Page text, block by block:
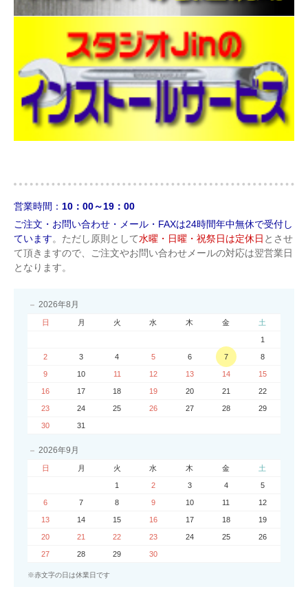
営業時間： 10：00～19：00
ご注文・お問い合わせ・メール・FAXは24時間年中無休で受付し
ています。ただし原則として水曜・日曜・祝祭日は定休日 とさせ
て頂きますので、ご注文やお問い合わせメールの対応は翌営業日
となります。
2026年8月
日 月 火 水 木 金 土
1
2 3 4 5 6 7 8
9 10 11 12 13 14 15
16 17 18 19 20 21 22
23 24 25 26 27 28 29
30 31
2026年9月
日 月 火 水 木 金 土
1 2 3 4 5
6 7 8 9 10 11 12
13 14 15 16 17 18 19
20 21 22 23 24 25 26
27 28 29 30
※赤文字の日は休業日です